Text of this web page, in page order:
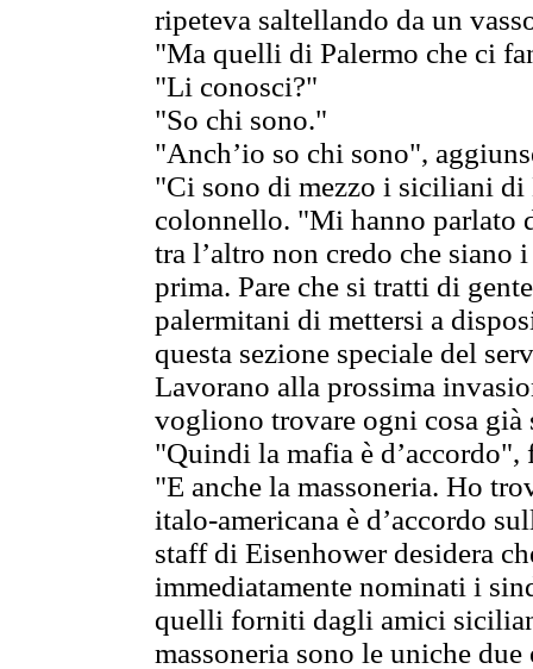
ripeteva saltellando da un
"Ma quelli di Palermo che ci
"Li conosci?"
"So chi sono."
"Anch’io so chi sono",
"Ci sono di mezzo i siciliani
colonnello. "Mi hanno parlato
tra l’altro non credo che
prima. Pare che si tratti di
palermitani di mettersi a
questa sezione speciale del
Lavorano alla prossima
vogliono trovare ogni cosa già
"Quindi la mafia è
"E anche la massoneria. Ho
italo-americana è d’accordo
staff di Eisenhower desidera
immediatamente nominati i
quelli forniti dagli amici
massoneria sono le uniche